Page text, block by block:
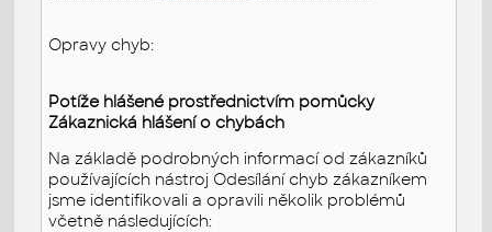
Opravy chyb:
Potíže hlášené prostřednictvím pomůcky
Zákaznická hlášení o chybách
Na základě podrobných informací od zákazníků
používajících nástroj Odesílání chyb zákazníkem
jsme identifikovali a opravili několik problémů
včetně následujících: